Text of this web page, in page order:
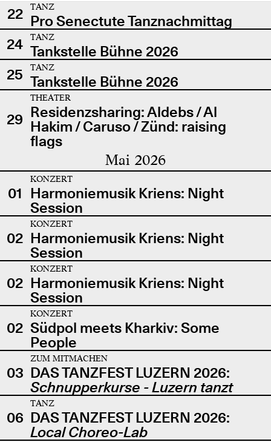
22
TANZ
Pro Senectute Tanznachmittag
24
TANZ
Tankstelle Bühne 2026
25
TANZ
Tankstelle Bühne 2026
29
THEATER
Residenzsharing: Aldebs / Al
Hakim / Caruso / Zünd: raising
flags
Mai 2026
01
KONZERT
Harmoniemusik Kriens: Night
Session
02
KONZERT
Harmoniemusik Kriens: Night
Session
02
KONZERT
Harmoniemusik Kriens: Night
Session
02
KONZERT
Südpol meets Kharkiv: Some
People
03
ZUM MITMACHEN
DAS TANZFEST LUZERN 2026:
Schnupperkurse - Luzern tanzt
06
TANZ
DAS TANZFEST LUZERN 2026:
Local Choreo-Lab